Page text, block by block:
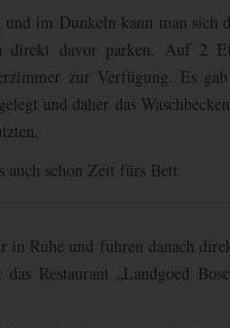
im Dunkeln kann man sich
direkt davor parken. Auf 2
zur Verfügung. Es
und daher das
auch schon Zeit fürs Bett.
Ruhe und fuhren danach
Restaurant „Landgoed